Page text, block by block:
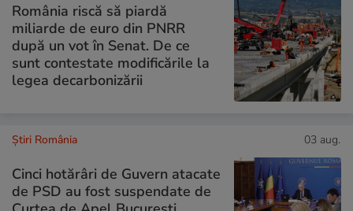
România riscă să piardă
miliarde de euro din PNRR
după un vot în Senat. De ce
sunt contestate modificările la
legea decarbonizării
Știri România 03 aug.
Cinci hotărâri de Guvern atacate
de PSD au fost suspendate de